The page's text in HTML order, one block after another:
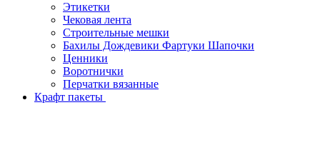
Этикетки
Чековая лента
Строительные мешки
Бахилы Дождевики Фартуки Шапочки
Ценники
Воротнички
Перчатки вязанные
Крафт пакеты